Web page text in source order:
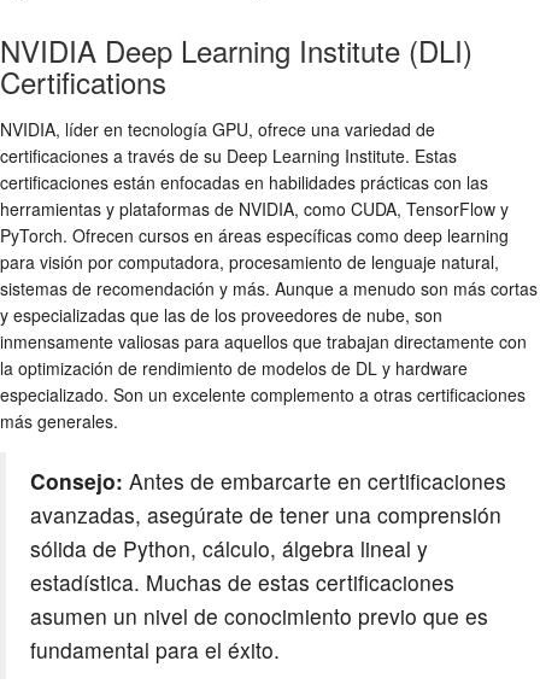
NVIDIA Deep Learning Institute (DLI)
Certifications
NVIDIA, líder en tecnología GPU, ofrece una variedad de
certificaciones a través de su Deep Learning Institute. Estas
certificaciones están enfocadas en habilidades prácticas con las
herramientas y plataformas de NVIDIA, como CUDA, TensorFlow y
PyTorch. Ofrecen cursos en áreas específicas como deep learning
para visión por computadora, procesamiento de lenguaje natural,
sistemas de recomendación y más. Aunque a menudo son más cortas
y especializadas que las de los proveedores de nube, son
inmensamente valiosas para aquellos que trabajan directamente con
la optimización de rendimiento de modelos de DL y hardware
especializado. Son un excelente complemento a otras certificaciones
más generales.
Consejo: Antes de embarcarte en certificaciones
avanzadas, asegúrate de tener una comprensión
sólida de Python, cálculo, álgebra lineal y
estadística. Muchas de estas certificaciones
asumen un nivel de conocimiento previo que es
fundamental para el éxito.